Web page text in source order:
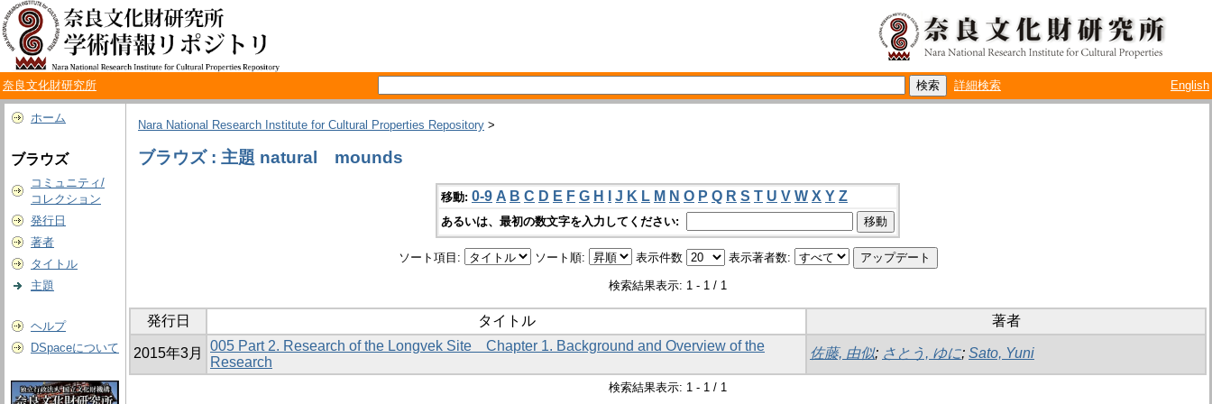
奈良文化財研究所 詳細検索 English
ホーム
ブラウズ
コミュニティ/
コレクション
発行日
著者
タイトル
主題
ヘルプ
DSpaceについて
Nara National Research Institute for Cultural Properties Repository >
ブラウズ : 主題 natural mounds
移動: 0-9 A B C D E F G H J K L M N O P Q R S T U V W X Y Z
あるいは、最初の数文字を入力してください:
ソート項目: ソート順: 表示件数 表示著者数:
検索結果表示: 1 - 1 / 1
発行日 タイトル 著者
2015年3月
005 Part 2. Research of the Longvek Site Chapter 1. Background and Overview of the
Research
佐藤, 由似; さとう, ゆに; Sato, Yuni
検索結果表示: 1 - 1 / 1